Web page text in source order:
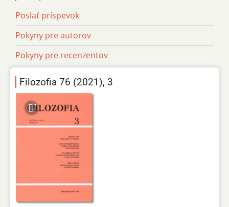
Poslať príspevok
Pokyny pre autorov
Pokyny pre recenzentov
Filozofia 76 (2021), 3